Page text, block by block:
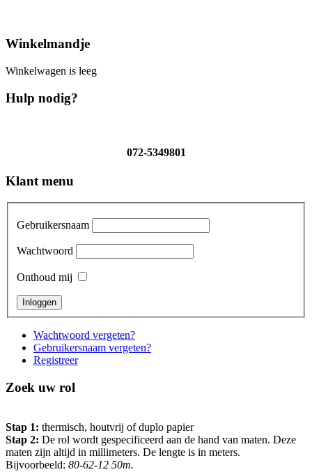
Winkelmandje
Winkelwagen is leeg
Hulp nodig?
072-5349801
Klant menu
Gebruikersnaam
Wachtwoord
Onthoud mij
Wachtwoord vergeten?
Gebruikersnaam vergeten?
Registreer
Zoek uw rol
Stap 1: thermisch, houtvrij of duplo papier
Stap 2: De rol wordt gespecificeerd aan de hand van maten. Deze
maten zijn altijd in millimeters. De lengte is in meters.
Bijvoorbeeld: 80-62-12 50m.